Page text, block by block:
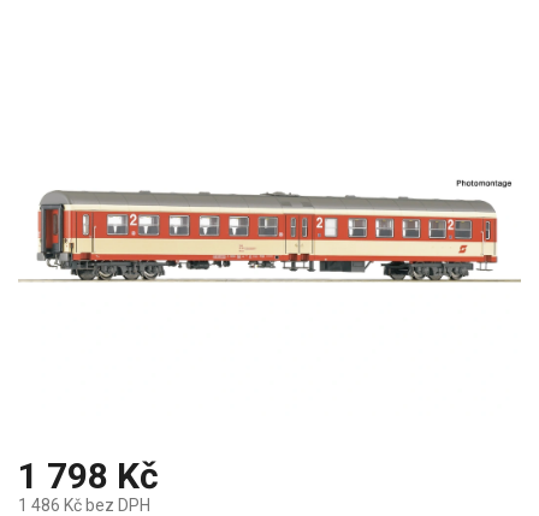
1 798 Kč
1 486 Kč bez DPH